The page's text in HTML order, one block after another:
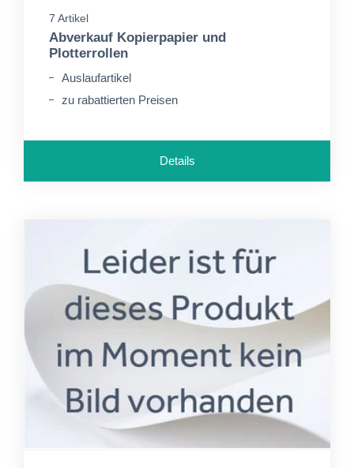
7 Artikel
Abverkauf Kopierpapier und
Plotterrollen
Auslaufartikel
zu rabattierten Preisen
Details